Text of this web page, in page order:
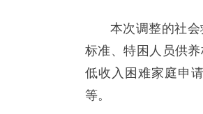
本次调整的社
标准、特困人员供
低收入困难家庭申
等。